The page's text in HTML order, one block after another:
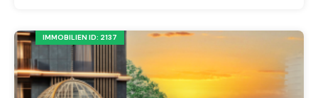
IMMOBILIEN ID: 2137